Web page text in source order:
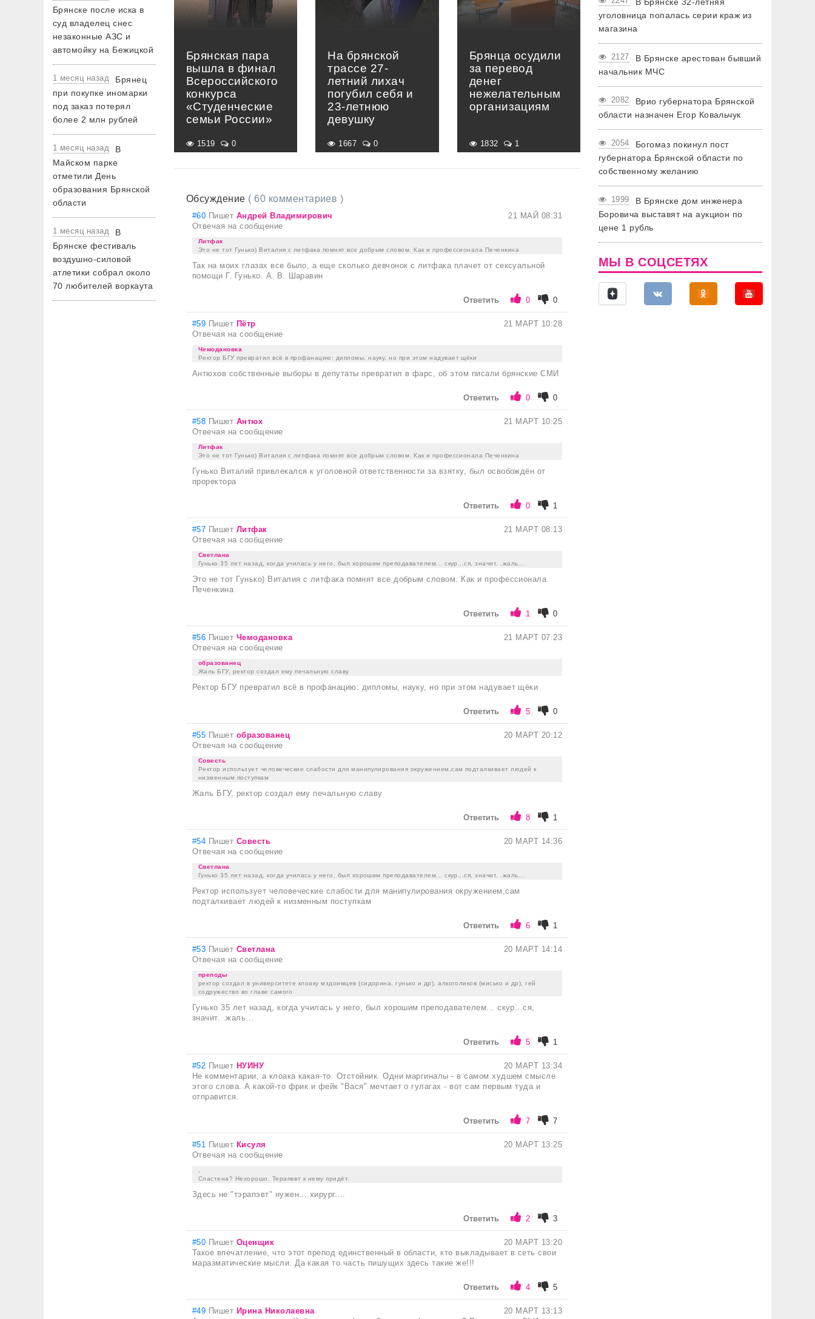
Брянске после иска в
суд владелец снес
незаконные АЗС и
автомойку на Бежицкой
1 месяц назад
Брянец
при покупке иномарки
под заказ потерял
более 2 млн рублей
1 месяц назад
В
Майском парке
отметили День
образования Брянской
области
1 месяц назад
В
Брянске фестиваль
воздушно-силовой
атлетики собрал около
70 любителей воркаута
Брянская пара
вышла в финал
Всероссийского
конкурса
«Студенческие
семьи России»
1519 0
На брянской
трассе 27-
летний лихач
погубил себя и
23-летнюю
девушку
1667 0
Брянца осудили
за перевод
денег
нежелательным
организациям
1832 1
Обсуждение ( 60 комментариев )
#60 Пишет Андрей Владимирович
21 МАЙ 08:31
Отвечая на сообщение
Литфак
Это не тот Гунько) Виталия с литфака помнят все добрым словом. Как и профессионала Печенкина
Так на моих глазах все было, а еще сколько девчонок с литфака плачет от сексуальной
помощи Г. Гунько. А. В. Шаравин
Ответить 0 0
#59 Пишет Пётр
21 МАРТ 10:28
Отвечая на сообщение
Чемодановка
Ректор БГУ превратил всё в профанацию: дипломы, науку, но при этом надувает щёки
Антюхов собственные выборы в депутаты превратил в фарс, об этом писали брянские СМИ
Ответить 0 0
#58 Пишет Антюх
21 МАРТ 10:25
Отвечая на сообщение
Литфак
Это не тот Гунько) Виталия с литфака помнят все добрым словом. Как и профессионала Печенкина
Гунько Виталий привлекался к уголовной ответственности за взятку, был освобождён от
проректора
Ответить 0 1
#57 Пишет Литфак
21 МАРТ 08:13
Отвечая на сообщение
Светлана
Гунько 35 лет назад, когда училась у него, был хорошим преподавателем... скур...ся, значит. .жаль...
Это не тот Гунько) Виталия с литфака помнят все добрым словом. Как и профессионала
Печенкина
Ответить 1 0
#56 Пишет Чемодановка
21 МАРТ 07:23
Отвечая на сообщение
образованец
Жаль БГУ, ректор создал ему печальную славу
Ректор БГУ превратил всё в профанацию: дипломы, науку, но при этом надувает щёки
Ответить 5 0
#55 Пишет образованец
20 МАРТ 20:12
Отвечая на сообщение
Совесть
Ректор использует человеческие слабости для манипулирования окружением,сам подталкивает людей к
низменным поступкам
Жаль БГУ, ректор создал ему печальную славу
Ответить 8 1
#54 Пишет Совесть
20 МАРТ 14:36
Отвечая на сообщение
Светлана
Гунько 35 лет назад, когда училась у него, был хорошим преподавателем... скур...ся, значит. .жаль...
Ректор использует человеческие слабости для манипулирования окружением,сам
подталкивает людей к низменным поступкам
Ответить 6 1
#53 Пишет Светлана
20 МАРТ 14:14
Отвечая на сообщение
преподы
ректор создал в университете клоаку мздоимцев (сидорина, гунько и др), алкоголиков (мисько и др), гей
содружество во главе самого
Гунько 35 лет назад, когда училась у него, был хорошим преподавателем... скур...ся,
значит. .жаль...
Ответить 5 1
#52 Пишет НУИНУ
20 МАРТ 13:34
Не комментарии, а клоака какая-то. Отстойник. Одни маргиналы - в самом худшем смысле
этого слова. А какой-то фрик и фейк "Вася" мечтает о гулагах - вот сам первым туда и
отправится.
Ответить 7 7
#51 Пишет Кисуля
20 МАРТ 13:25
Отвечая на сообщение
.
Сластена? Нехорошо. Терапевт к нему придёт.
Здесь не "тэрапэвт" нужен....хирург....
Ответить 2 3
#50 Пишет Оценщик
20 МАРТ 13:20
Такое впечатление, что этот препод единственный в области, кто выкладывает в сеть свои
маразматические мысли. Да какая то часть пишущих здесь такие же!!!
Ответить 4 5
#49 Пишет Ирина Николаевна
20 МАРТ 13:13
уголовница попалась серии краж из
магазина
2127
В Брянске арестован бывший
начальник МЧС
2082
Врио губернатора Брянской
области назначен Егор Ковальчук
2054
Богомаз покинул пост
губернатора Брянской области по
собственному желанию
1999
В Брянске дом инженера
Боровича выставят на аукцион по
цене 1 рубль
МЫ В СОЦСЕТЯХ